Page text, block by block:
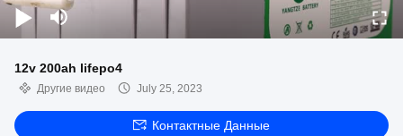
12v 200ah lifepo4
Другие видео July 25, 2023
Контактные Данные